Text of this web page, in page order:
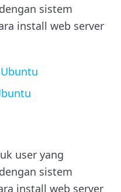
sistem
install web server
user yang
sistem
install web server